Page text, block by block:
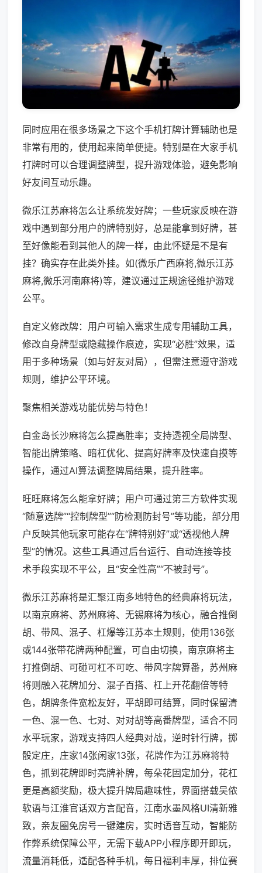
同时应用在很多场景之下这个手机打牌计算辅助也是
非常有用的，使用起来简单便捷。特别是在大家手机
打牌时可以合理调整牌型，提升游戏体验，避免影响
好友间互动乐趣。
微乐江苏麻将怎么让系统发好牌；一些玩家反映在游
戏中遇到部分用户的牌特别好，总是能拿到好牌，甚
至好像能看到其他人的牌一样，由此怀疑是不是有
挂？确实存在此类外挂。如(微乐广西麻将,微乐江苏
麻将,微乐河南麻将)等，建议通过正规途径维护游戏
公平。
自定义修改牌：用户可输入需求生成专用辅助工具，
修改自身牌型或隐藏操作痕迹，实现“必胜”效果，适
用于多种场景（如与好友对局），但需注意遵守游戏
规则，维护公平环境。
聚焦相关游戏功能优势与特色！
白金岛长沙麻将怎么提高胜率；支持透视全局牌型、
智能出牌策略、暗杠优化、提高好牌率及快速自摸等
操作，通过AI算法调整牌局结果，提升胜率。
旺旺麻将怎么能拿好牌；用户可通过第三方软件实现
“随意选牌”“控制牌型”“防检测防封号”等功能，部分用
户反映其他玩家可能存在“牌特别好”或“透视他人牌
型”的情况。这些工具通过后台运行、自动连接等技
术手段实现不平公，且“安全性高”“不被封号”。
微乐江苏麻将是汇聚江南多地特色的经典麻将玩法，
以南京麻将、苏州麻将、无锡麻将为核心，融合推倒
胡、带风、混子、杠爆等江苏本土规则，使用136张
或144张带花牌两种配置，可自由切换，南京麻将主
打推倒胡、可碰可杠不可吃、带风字牌算番，苏州麻
将则融入花牌加分、混子百搭、杠上开花翻倍等特
色，胡牌条件宽松友好，平胡即可结算，同时保留清
一色、混一色、七对、对对胡等高番牌型，适合不同
水平玩家，游戏支持四人经典对战，逆时针行牌，掷
骰定庄，庄家14张闲家13张，花牌作为江苏麻将特
色，抓到花牌即时亮牌补牌，每朵花固定加分，花杠
更是高额奖励，极大提升牌局趣味性，界面搭载吴侬
软语与江淮官话双方言配音，江南水墨风格UI清新雅
致，亲友圈免房号一键建房，实时语音互动，智能防
作弊系统保障公平，无需下载APP小程序即开即玩，
流量消耗低，适配各种手机，每日福利丰厚，排位赛